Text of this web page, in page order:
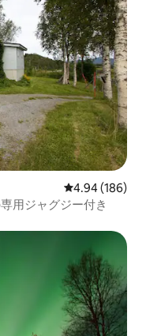
レビュー186
4.94 (186)
用ジャグジー付き